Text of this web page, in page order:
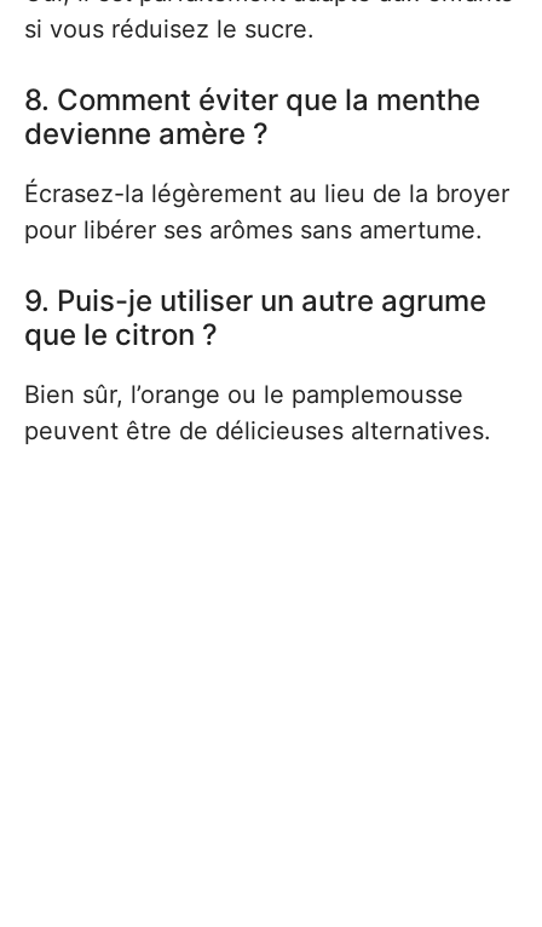
si vous réduisez le sucre.
8. Comment éviter que la menthe
devienne amère ?
Écrasez-la légèrement au lieu de la broyer
pour libérer ses arômes sans amertume.
9. Puis-je utiliser un autre agrume
que le citron ?
Bien sûr, l’orange ou le pamplemousse
peuvent être de délicieuses alternatives.